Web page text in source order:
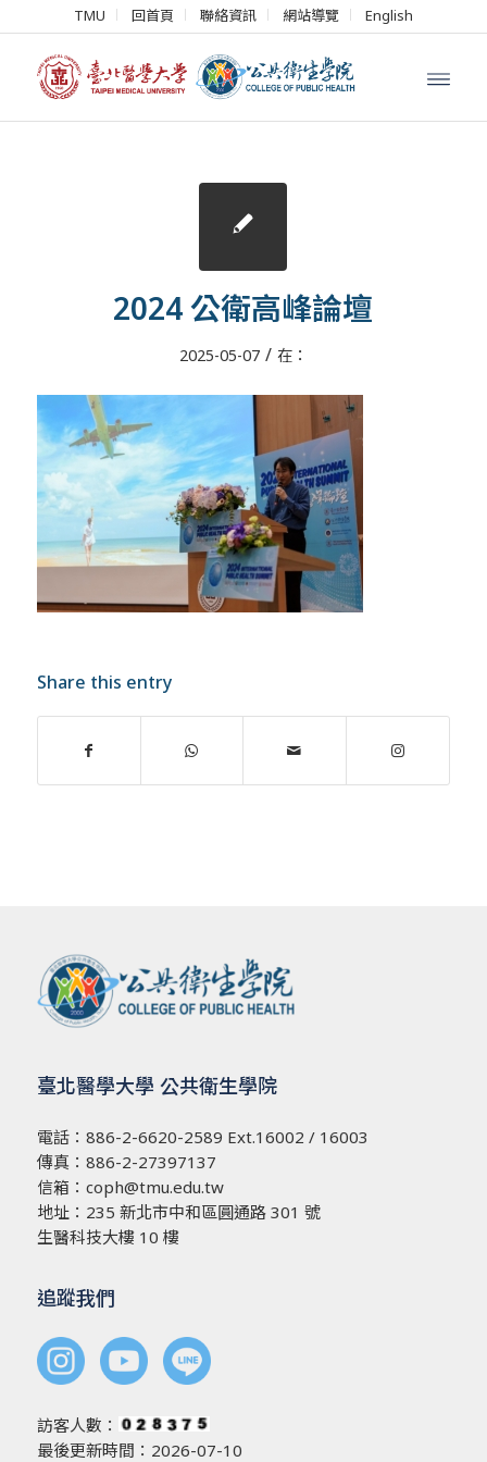
TMU 回首頁 聯絡資訊 網站導覽 English
2024 公衛高峰論壇
2025-05-07 / 在：
Share this entry
臺北醫學大學 公共衛生學院
電話： 886-2-6620-2589 Ext.16002 / 16003
傳真：886-2-27397137
信箱： coph@tmu.edu.tw
地址： 235 新北市中和區圓通路 301 號
生醫科技大樓 10 樓
追蹤我們
訪客人數：
最後更新時間：2026-07-10